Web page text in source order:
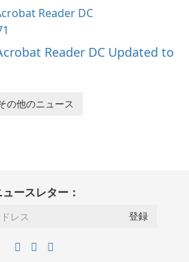
Reader DC Updated to
の他のニュース
ュースレター：